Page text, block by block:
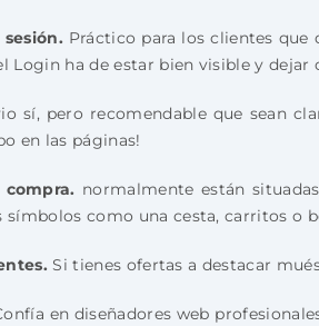
Práctico para los clientes que
Login ha de estar bien visible y
sí, pero recomendable que sean
en las páginas!
normalmente están
símbolos como una cesta, carritos o
Si tienes ofertas a destacar
en diseñadores web